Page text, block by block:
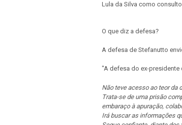
Lula da Silva como
O que diz a defesa?
A defesa de Stefanutto
"A defesa do ex-presidente
Não teve acesso ao teor da
Trata-se de uma prisão
embaraço à apuração,
Irá buscar as informações